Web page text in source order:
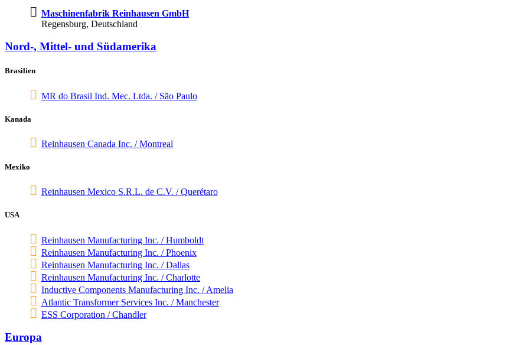
Maschi­nen­fa­brik Rein­hausen GmbH
Regens­burg, Deutsch­land
Nord‑, Mittel- und Südame­rika
Brasi­lien
MR do Brasil Ind. Mec. Ltda. / São Paulo
Kanada
Rein­hausen Canada Inc. / Mont­real
Mexiko
Rein­hausen Mexico S.R.L. de C.V. / Queré­taro
USA
Rein­hausen Manu­fac­tu­ring Inc. / Humboldt
Rein­hausen Manu­fac­tu­ring Inc. / Phoenix
Rein­hausen Manu­fac­tu­ring Inc. / Dallas
Rein­hausen Manu­fac­tu­ring Inc. / Char­lotte
Induc­tive Compon­ents Manu­fac­tu­ring Inc. / Amelia
Atlantic Trans­former Services Inc. / Manchester
ESS Corpo­ra­tion / Chandler
Europa